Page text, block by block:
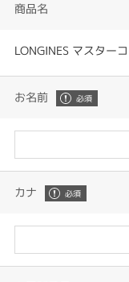
商品名
LONGINES マスター
お名前
カナ